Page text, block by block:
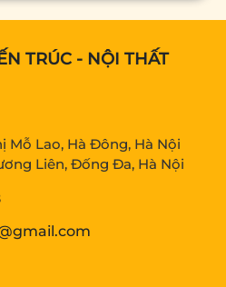
TRÚC - NỘI THẤT
Mỗ Lao, Hà Đông, Hà Nội
Liên, Đống Đa, Hà Nội